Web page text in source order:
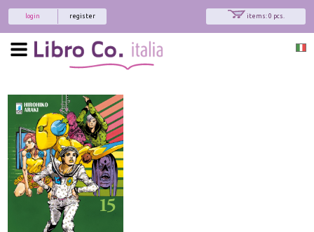
items: 0 pcs.
register
login